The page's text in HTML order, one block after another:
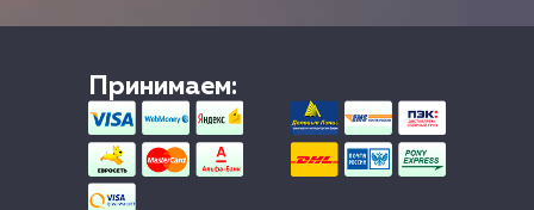
Принимаем: